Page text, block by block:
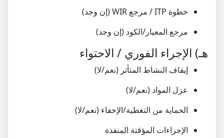
خطوة ITP / مرجع WIR (إن وجد)
مرجع المعيار/الكود (إن وجد)
هـ) الإجراء الفوري / الاحتواء
إيقاف النشاط المتأثر (نعم/لا)
عزل المواد (نعم/لا)
الحماية من التغطية/الإخفاء (نعم/لا)
الإجراءات المؤقتة المنفذة